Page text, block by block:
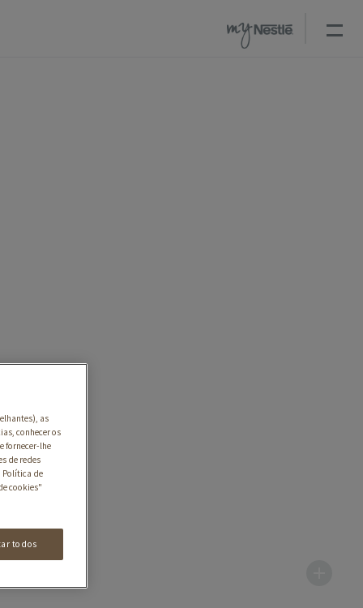
as
conhecer os
fornecer-lhe
de redes
Política de
cookies"
todos